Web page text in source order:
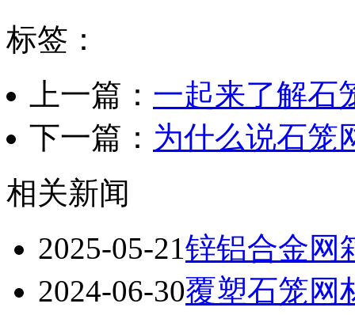
标签：
上一篇： 一起来了解石
下一篇： 为什么说石笼
相关新闻
2025-05-21锌铝合金网
2024-06-30覆塑石笼网